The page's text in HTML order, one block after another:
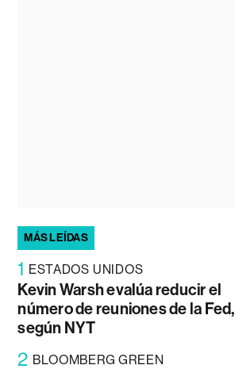
MÁS LEÍDAS
1 ESTADOS UNIDOS
Kevin Warsh evalúa reducir el
número de reuniones de la Fed,
según NYT
2 BLOOMBERG GREEN